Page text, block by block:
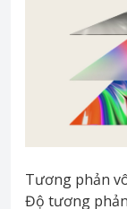
Tương phản
Độ tương